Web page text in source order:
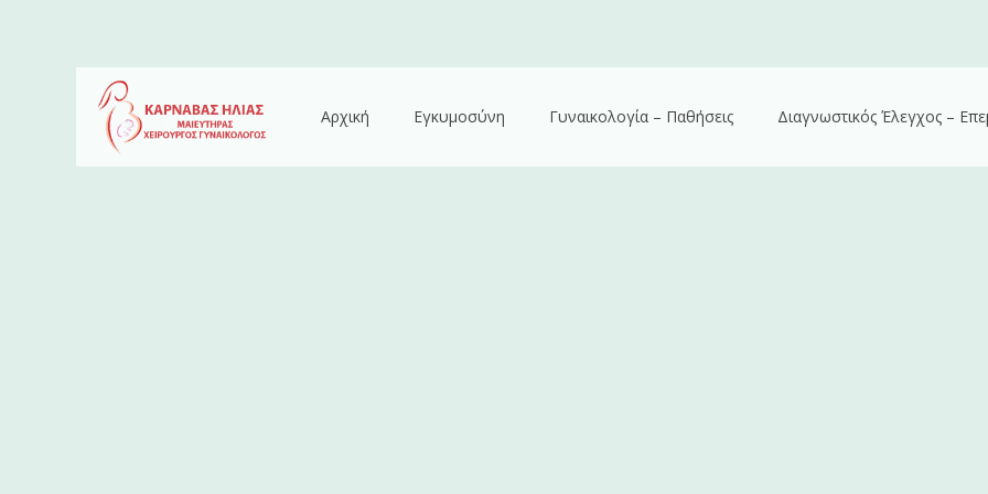
Αρχική Εγκυμοσύνη Γυναικολογία – Παθήσεις Διαγνωστικός Έλεγχος –